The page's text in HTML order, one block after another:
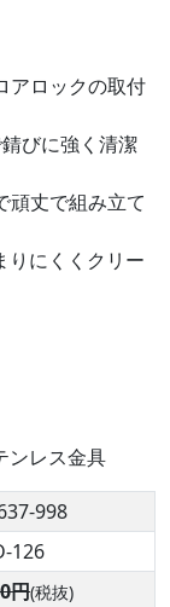
アロックの取付
びに強く清潔
頑丈で組み立て
りにくくクリー
ンレス金具
998
126
円(税抜)